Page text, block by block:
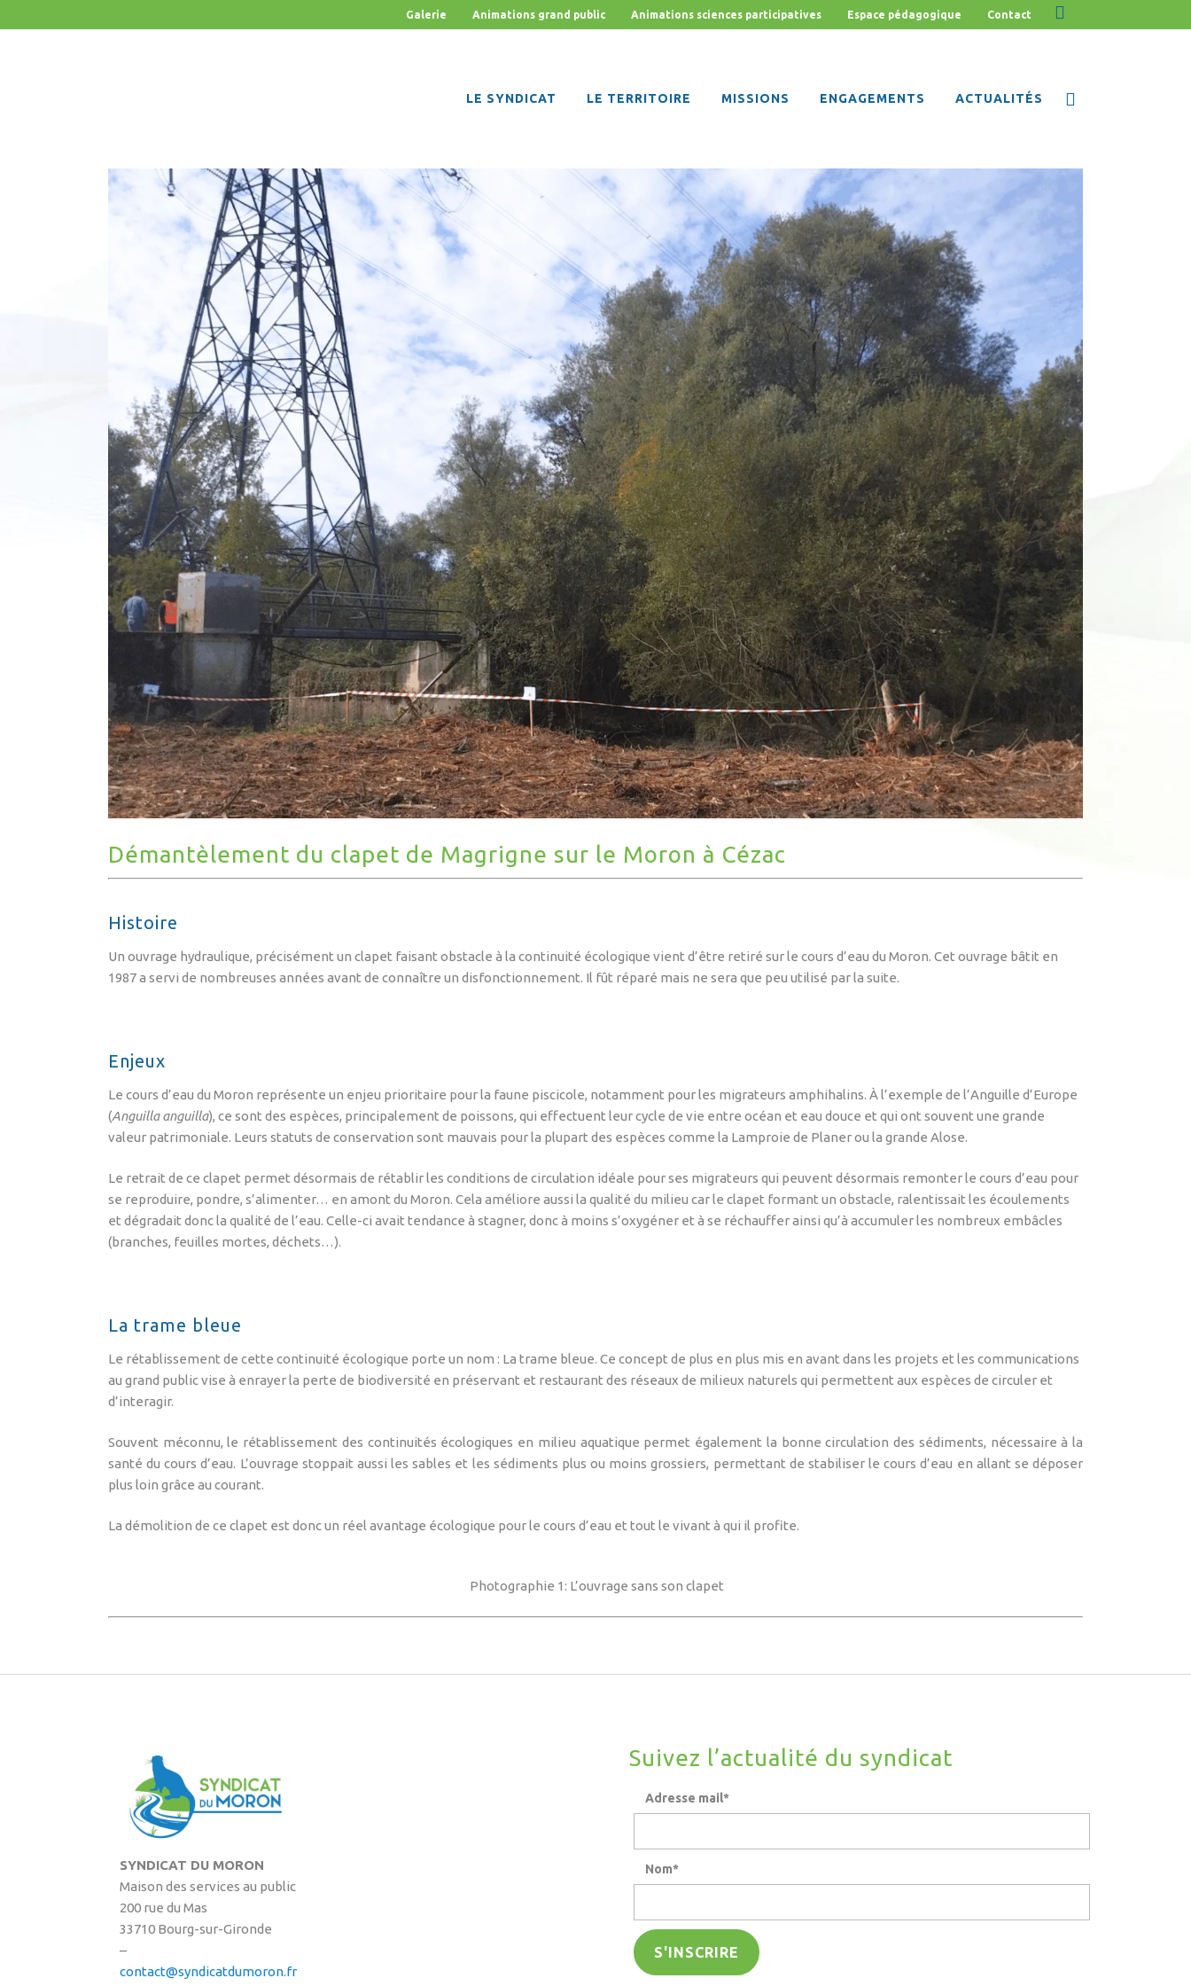
Galerie Animations grand public Animations sciences participatives Espace pédagogique Contact
LE SYNDICAT LE TERRITOIRE MISSIONS ENGAGEMENTS ACTUALITÉS
Démantèlement du clapet de Magrigne sur le Moron à Cézac
Histoire
Un ouvrage hydraulique, précisément un clapet faisant obstacle à la continuité écologique vient d’être retiré sur le cours d’eau du Moron. Cet ouvrage bâtit en
1987 a servi de nombreuses années avant de connaître un disfonctionnement. Il fût réparé mais ne sera que peu utilisé par la suite.
Enjeux
Le cours d’eau du Moron représente un enjeu prioritaire pour la faune piscicole, notamment pour les migrateurs amphihalins. À l’exemple de l’Anguille d’Europe
(Anguilla anguilla), ce sont des espèces, principalement de poissons, qui effectuent leur cycle de vie entre océan et eau douce et qui ont souvent une grande
valeur patrimoniale. Leurs statuts de conservation sont mauvais pour la plupart des espèces comme la Lamproie de Planer ou la grande Alose.
Le retrait de ce clapet permet désormais de rétablir les conditions de circulation idéale pour ses migrateurs qui peuvent désormais remonter le cours d’eau pour
se reproduire, pondre, s’alimenter… en amont du Moron. Cela améliore aussi la qualité du milieu car le clapet formant un obstacle, ralentissait les écoulements
et dégradait donc la qualité de l’eau. Celle-ci avait tendance à stagner, donc à moins s’oxygéner et à se réchauffer ainsi qu’à accumuler les nombreux embâcles
(branches, feuilles mortes, déchets…).
La trame bleue
Le rétablissement de cette continuité écologique porte un nom : La trame bleue. Ce concept de plus en plus mis en avant dans les projets et les communications
au grand public vise à enrayer la perte de biodiversité en préservant et restaurant des réseaux de milieux naturels qui permettent aux espèces de circuler et
d’interagir.
Souvent méconnu, le rétablissement des continuités écologiques en milieu aquatique permet également la bonne circulation des sédiments, nécessaire à la
santé du cours d’eau. L’ouvrage stoppait aussi les sables et les sédiments plus ou moins grossiers, permettant de stabiliser le cours d’eau en allant se déposer
plus loin grâce au courant.
La démolition de ce clapet est donc un réel avantage écologique pour le cours d’eau et tout le vivant à qui il profite.
Photographie 1: L’ouvrage sans son clapet
SYNDICAT DU MORON
Maison des services au public
200 rue du Mas
33710 Bourg-sur-Gironde
–
contact@syndicatdumoron.fr
Suivez l’actualité du syndicat
Adresse mail*
Nom*